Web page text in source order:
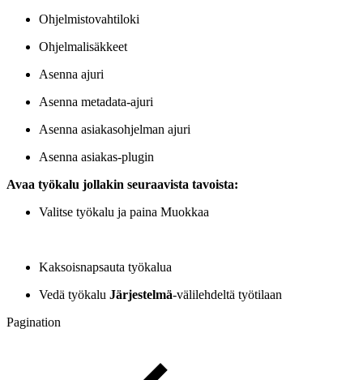
Ohjelmistovahtiloki
Ohjelmalisäkkeet
Asenna ajuri
Asenna metadata-ajuri
Asenna asiakasohjelman ajuri
Asenna asiakas-plugin
Avaa työkalu jollakin seuraavista tavoista:
Valitse työkalu ja paina Muokkaa
Kaksoisnapsauta työkalua
Vedä työkalu Järjestelmä-välilehdeltä työtilaan
Pagination